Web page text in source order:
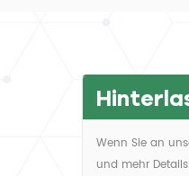
Wenn Sie an
und mehr